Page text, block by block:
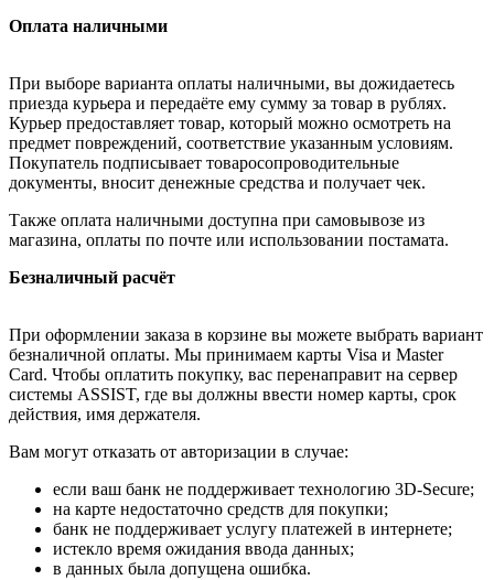
Оплата наличными
При выборе варианта оплаты наличными, вы дожидаетесь
приезда курьера и передаёте ему сумму за товар в рублях.
Курьер предоставляет товар, который можно осмотреть на
предмет повреждений, соответствие указанным условиям.
Покупатель подписывает товаросопроводительные
документы, вносит денежные средства и получает чек.
Также оплата наличными доступна при самовывозе из
магазина, оплаты по почте или использовании постамата.
Безналичный расчёт
При оформлении заказа в корзине вы можете выбрать вариант
безналичной оплаты. Мы принимаем карты Visa и Master
Card. Чтобы оплатить покупку, вас перенаправит на сервер
системы ASSIST, где вы должны ввести номер карты, срок
действия, имя держателя.
Вам могут отказать от авторизации в случае:
если ваш банк не поддерживает технологию 3D-Secure;
на карте недостаточно средств для покупки;
банк не поддерживает услугу платежей в интернете;
истекло время ожидания ввода данных;
в данных была допущена ошибка.